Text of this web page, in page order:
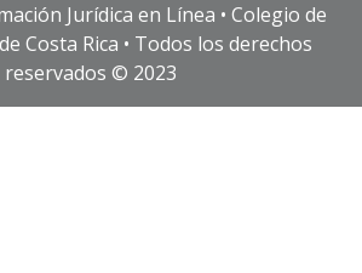
Jurídica en Línea • Colegio de
Costa Rica • Todos los derechos
reservados © 2023